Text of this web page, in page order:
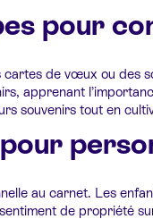
pour
de vœux ou
apprenant
souvenirs tout en
au carnet. Les
de propriété